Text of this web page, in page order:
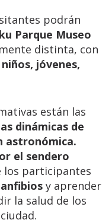
podrán
Parque Museo
distinta, con
jóvenes,
están las
dinámicas de
astronómica.
el sendero
los participantes
y aprender
la salud de los